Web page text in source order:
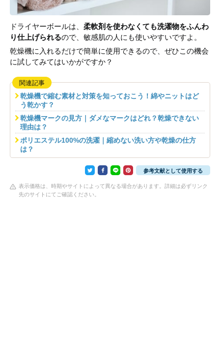
ドライヤーボールは、 柔軟剤を使わなくても洗濯物をふんわ
り仕上げられるので、敏感肌の人にも使いやすいですよ。
乾燥機に入れるだけで簡単に使用できるので、ぜひこの機会
に試してみてはいかがですか？
関連記事
乾燥機で縮む素材と対策を知っておこう！綿やニットはど
う乾かす？
乾燥機マークの見方｜ダメなマークはどれ？乾燥できない
理由は？
ポリエステル100%の洗濯｜縮めない洗い方や乾燥の仕方
は？
参考文献として使用する
表示価格は、時期やサイトによって異なる場合があります。詳細は必ずリンク
先のサイトにてご確認ください。